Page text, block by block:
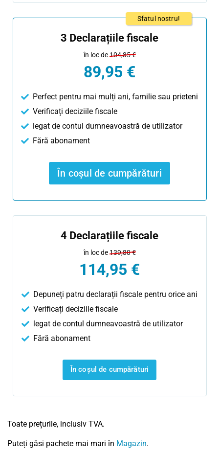
3 Declarațiile fiscale
în loc de104,85 €
89,95 €
Perfect pentru mai mulți ani, familie sau prieteni
Verificați deciziile fiscale
legat de contul dumneavoastră de utilizator
Fără abonament
În coșul de cumpărături
Sfatul nostru!
4 Declarațiile fiscale
în loc de139,80 €
114,95 €
Depuneți patru declarații fiscale pentru orice ani
Verificați deciziile fiscale
legat de contul dumneavoastră de utilizator
Fără abonament
În coșul de cumpărături
Toate prețurile, inclusiv TVA.
Puteți găsi pachete mai mari în Magazin.